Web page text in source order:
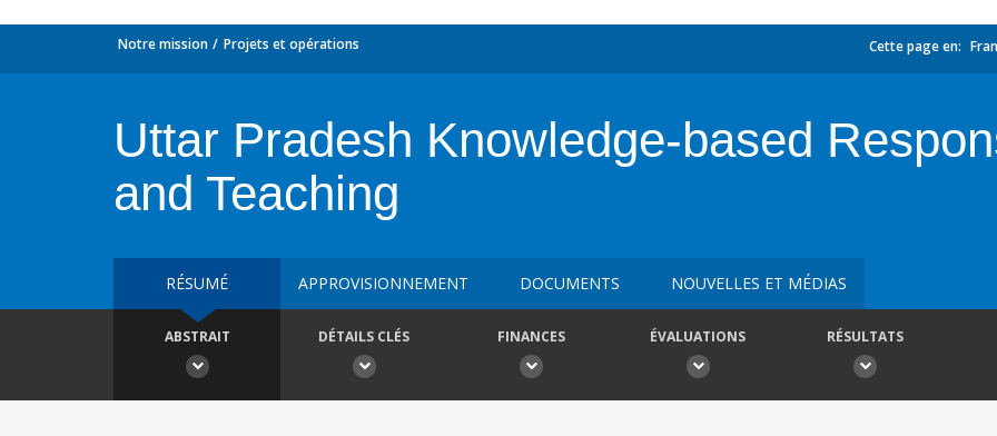
Notre mission Projets et opérations Cette page en:
Uttar Pradesh Knowledge-based
and Teaching
RÉSUMÉ APPROVISIONNEMENT DOCUMENTS NOUVELLES ET MÉDIAS
ABSTRAIT DÉTAILS CLÉS FINANCES ÉVALUATIONS RÉSULTATS